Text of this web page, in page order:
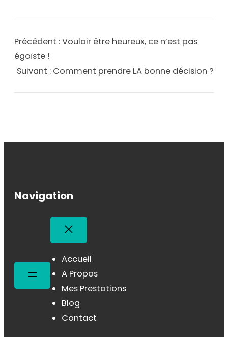
Précédent :Vouloir être heureux, ce n’est pas
égoïste !
Suivant : Comment prendre LA bonne décision ?
Navigation
Accueil
A Propos
Mes Prestations
Blog
Contact